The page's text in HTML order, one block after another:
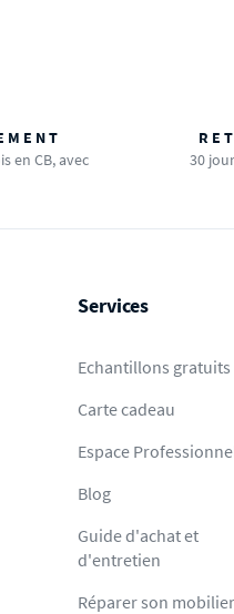
en CB, avec
30
Services
Echantillons gratuits
Carte cadeau
Espace
Blog
Guide d'achat et
d'entretien
Réparer son mobilier